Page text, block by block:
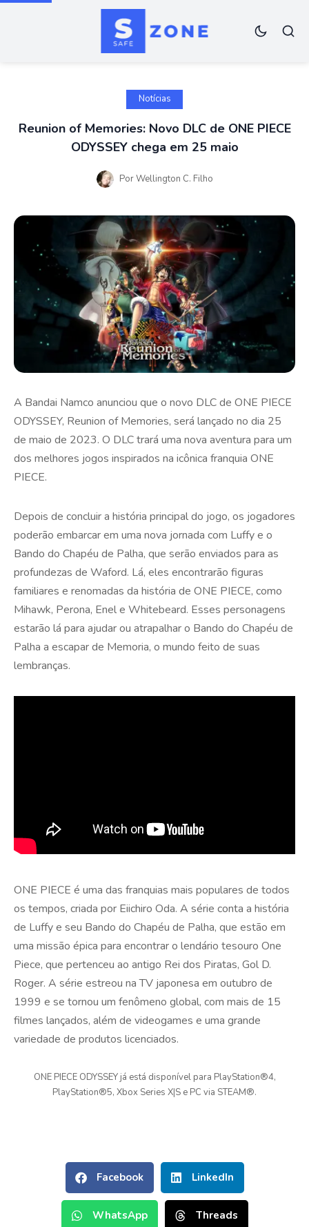
Notícias
Reunion of Memories: Novo DLC de ONE PIECE
ODYSSEY chega em 25 maio
PorWellington C. Filho
A Bandai Namco anunciou que o novo DLC de ONE PIECE
ODYSSEY, Reunion of Memories, será lançado no dia 25
de maio de 2023. O DLC trará uma nova aventura para um
dos melhores jogos inspirados na icônica franquia ONE
PIECE.
Depois de concluir a história principal do jogo, os jogadores
poderão embarcar em uma nova jornada com Luffy e o
Bando do Chapéu de Palha, que serão enviados para as
profundezas de Waford. Lá, eles encontrarão figuras
familiares e renomadas da história de ONE PIECE, como
Mihawk, Perona, Enel e Whitebeard. Esses personagens
estarão lá para ajudar ou atrapalhar o Bando do Chapéu de
Palha a escapar de Memoria, o mundo feito de suas
lembranças.
ONE PIECE é uma das franquias mais populares de todos
os tempos, criada por Eiichiro Oda. A série conta a história
de Luffy e seu Bando do Chapéu de Palha, que estão em
uma missão épica para encontrar o lendário tesouro One
Piece, que pertenceu ao antigo Rei dos Piratas, Gol D.
Roger. A série estreou na TV japonesa em outubro de
1999 e se tornou um fenômeno global, com mais de 15
filmes lançados, além de videogames e uma grande
variedade de produtos licenciados.
ONE PIECE ODYSSEY já está disponível para PlayStation®4,
PlayStation®5, Xbox Series X|S e PC via STEAM®.
Facebook LinkedIn
WhatsApp Threads